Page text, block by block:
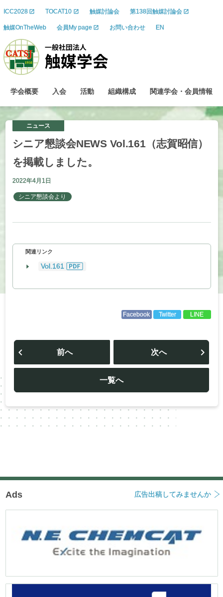
ICC2028 TOCAT10 触媒討論会 第138回触媒討論会
触媒OnTheWeb 会員My page お問い合わせ EN
学会概要 入会 活動 組織構成 関連学会 ・ 会員情報
ニュース
シニア懇談会NEWS Vol.161 （志賀昭信）
を掲載しました。
2022年4月1日
シニア懇談会より
関連リンク
Vol.161
Facebook Twitter LINE
投
ビ
ー
シ
ョ
前へ
一覧へ
次へ
Ads 広告出稿してみませんか